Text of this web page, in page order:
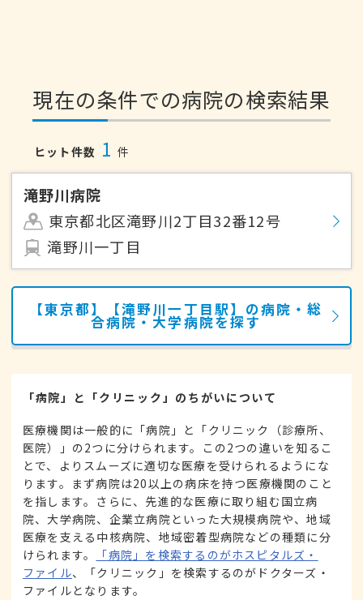
現在の条件での病院の検索結果
ヒット件数 1 件
滝野川病院
東京都北区滝野川2丁目32番12号
滝野川一丁目
【東京都】【滝野川一丁目駅】の病院・総
合病院・大学病院を探す
「病院」と「クリニック」のちがいについて
医療機関は一般的に「病院」と「クリニック（診療所、
医院）」の2つに分けられます。この2つの違いを知るこ
とで、よりスムーズに適切な医療を受けられるようにな
ります。まず病院は20以上の病床を持つ医療機関のこと
を指します。さらに、先進的な医療に取り組む国立病
院、大学病院、企業立病院といった大規模病院や、地域
医療を支える中核病院、地域密着型病院などの種類に分
けられます。
「病院」を検索するのがホスピタルズ・
ファイル、「クリニック」を検索するのがドクターズ・
ファイルとなります。